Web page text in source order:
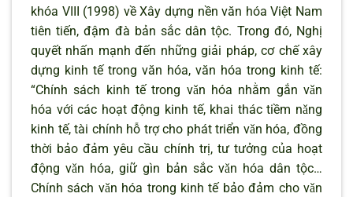
khóa VIII (1998) về Xây dựng nền văn hóa Việt Nam
tiên tiến, đậm đà bản sắc dân tộc. Trong đó, Nghị
quyết nhấn mạnh đến những giải pháp, cơ chế xây
dựng kinh tế trong văn hóa, văn hóa trong kinh tế:
“Chính sách kinh tế trong vǎn hóa nhằm gắn vǎn
hóa với các hoạt động kinh tế, khai thác tiềm nǎng
kinh tế, tài chính hỗ trợ cho phát triển vǎn hóa, đồng
thời bảo đảm yêu cầu chính trị, tư tưởng của hoạt
động vǎn hóa, giữ gìn bản sắc vǎn hóa dân tộc…
Chính sách vǎn hóa trong kinh tế bảo đảm cho vǎn